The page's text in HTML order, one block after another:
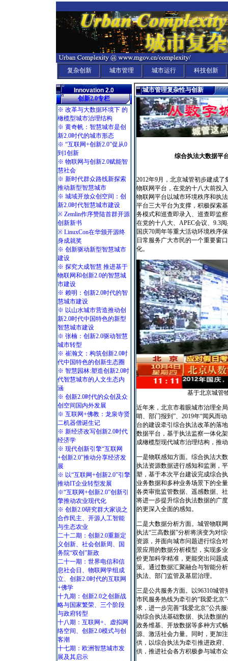
复杂创新 城市管理 城市运行 科技创新
Innovation 2.0
创新2.0专栏
※ 改革与大数据环境下 的
橄榄型城市治理结构
※ 黄奇帆：智慧城市是创
新2.0时代的城市形态
※ “互联网+创新2.0”促从0
到1创新
※ 物联网与创新2.0赋能智
慧社会
※ 新时代群众路线新探索
推动新型智慧城市
※ 城域开放众创空间：创
新2.0时代智慧城市建设
※ Zemlin作序赞陆首群开源
创新新书
※ LinuxCon在华颁开源终
身成就奖
※ 创新驱动新型智慧城市
建设
※ 探究大成智慧 推进基于
物联网和创新2.0的智慧城
市建设
※ 赖明：创新2.0时代的智
慧城市建设
※ 以山水城市营造推动创
新2.0时代中国特色的新型
智慧城市建设
※ 张楠：创新2.0驱动智慧
城市转型
※ 崔瀚文：构筑创新2.0时
代中国特色的创新生态圈
※ 智慧园林:塑造创新2.0时
代智慧城市的人文生态内
涵
※ 创新2.0时代的众创及众
创空间国内外发展
※ 互联网+佛教：龙泉寺贤
二机器僧诞生记
※ 新经济改写创新2.0时代
经济学
※ 现代创新引擎“互联网
+创新2.0”推动分享经济发
展
※ 以“互联网+创新2.0”引擎
推动IT企业转型发展
※“互联网+创新2.0”创新引
擎推动农业现代化
※ 创新2.0研究群大家说之
合作民主、开源人工智能
与生态农业
二十二期：创新2.0重新定
义创新、社会创新周、国
务院“双创”新政
二十一期：世界电信和信
息社会日、物联网学组成
立、创新2.0时代的互联网
+佛学
十九期：创新2.0之创新战
略与国家繁荣、三个阶段
与政府转型
十八期：互联网+、虚拟网
络空间、创新2.0模式与创
客潮
十七期：欧洲智慧城市发
展及其启示
城市管理复杂性与创新
综合执法大数据平
2012年9月，北京城管初步建成
物联网平台，在党的十八大前投
物联网平台以城市环境秩序和执
平台三大平台为支撑，积极探索
务模式和巡查即录入、巡查即监
在党的十八大、APEC会议、9.3
国庆70周年等重大活动环境秩序
日常服务广大市民的一个重要窗
化。
基于北京城管
近年来，北京市着眼城市治理全
哨、部门报到”、2019年“闻风而
台的建设牵引综合执法改革的落
数据平台，基于执法监察一体化
成橄榄型现代城市治理结构，推
一是物联感知方面。综合执法大
执法资源数据进行感知和监测，
塑，基于本次平台建设完成综合
业务数据和多种业务场景下的全
各类审批监管数据、遥感数据、
将进一步提升综合执法数据的广
的更深入全面的感知。
二是大数据分析方面。城管物联
执法“三高数据”分析将演变为对
资源，并面向城市问题进行综合
景应用的数据分析模型，实现多
价更加科学精准，更能突出问题
策。通过数据汇聚融合与智能分
执法、部门监管及基层治理。
三是公共服务方面。以96310城
市民服务热线为牵引的“我爱北京
求，进一步完善“我爱北京”公共
动综合执法基础数据、执法数据
政务维基、开放数据等多种方式
源、激活社会力量。同时，更加
供，以综合执法为牵引推进政府
供，推进社会各方积极参与城市